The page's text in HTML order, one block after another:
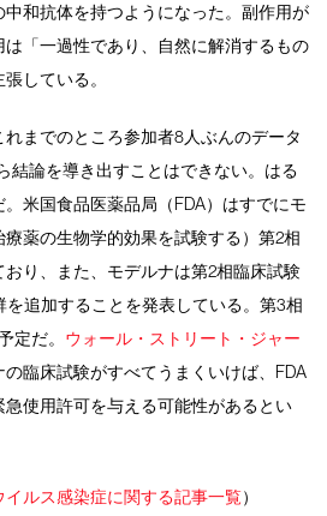
中和抗体を持つようになった。副作用が
「一過性であり、自然に解消するもの
張している。
までのところ参加者8人ぶんのデータ
結論を導き出すことはできない。はる
米国食品医薬品局（FDA）はすでにモ
薬の生物学的効果を試験する）第2相
り、また、モデルナは第2相臨床試験
を追加することを発表している。第3相
定だ。 ウォール・ストリート・ジャー
の臨床試験がすべてうまくいけば、FDA
使用許可を与える可能性があるとい
イルス感染症に関する記事一覧）